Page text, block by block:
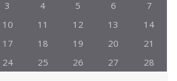
3 4 5 6
7
10 11 12 13
14
17 18 19 20
21
24 25 26 27 28